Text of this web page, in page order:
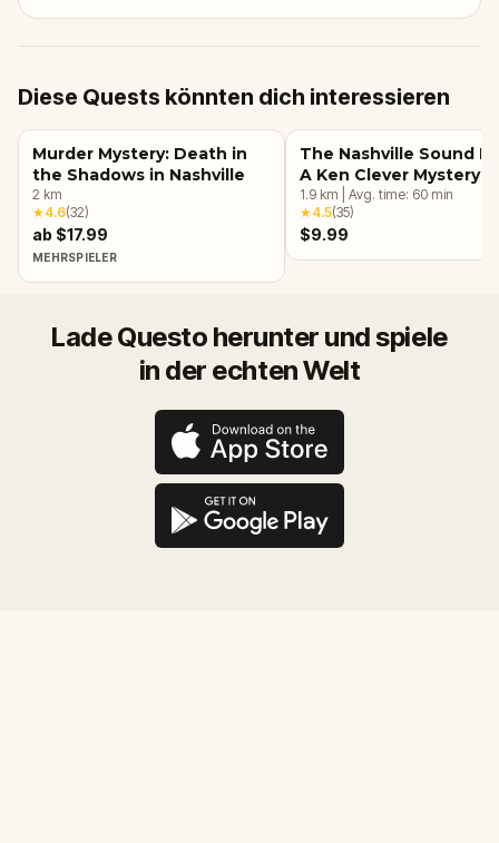
Diese Quests könnten dich interessieren
Murder Mystery: Death in
the Shadows in Nashville
2 km
★4.6(32)
ab $17.99
MEHRSPIELER
The Nashville Sound
A Ken Clever Mystery
1.9 km Avg. time: 60 min
★4.5(35)
$9.99
Lade Questo herunter und spiele
in der echten Welt